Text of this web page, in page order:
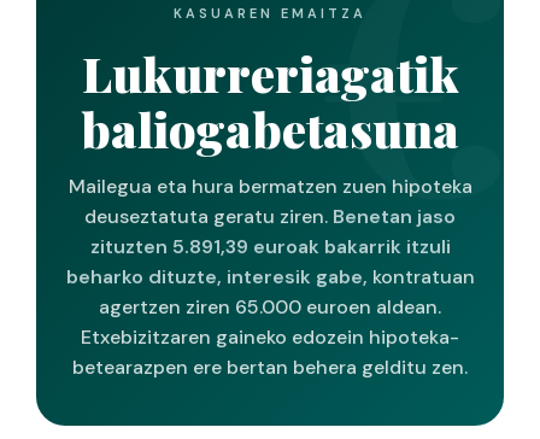
KASUAREN EMAITZA
Lukurreriagatik
baliogabetasuna
Mailegua eta hura bermatzen zuen hipoteka
deuseztatuta geratu ziren. Benetan jaso
zituzten 5.891,39 euroak bakarrik itzuli
beharko dituzte, interesik gabe, kontratuan
agertzen ziren 65.000 euroen aldean.
Etxebizitzaren gaineko edozein hipoteka-
betearazpen ere bertan behera gelditu zen.